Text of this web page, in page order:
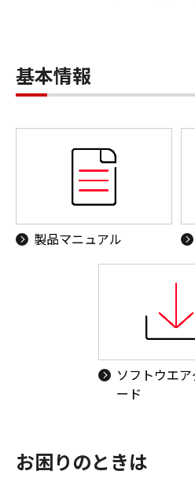
基本情報
製品マニュアル
ソフトウエ
ード
お困りのときは